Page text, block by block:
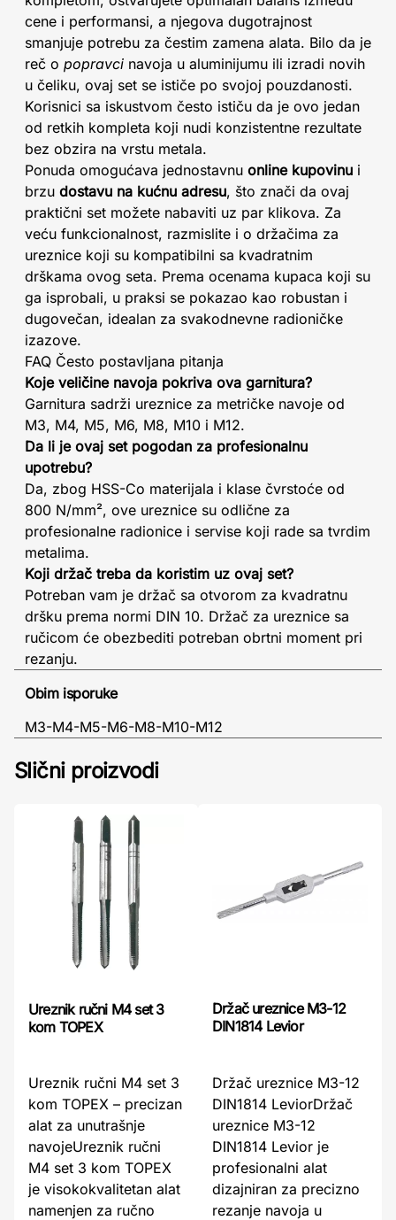
cene i performansi, a njegova dugotrajnost
smanjuje potrebu za čestim zamena alata. Bilo da je
reč o popravci navoja u aluminijumu ili izradi novih
u čeliku, ovaj set se ističe po svojoj pouzdanosti.
Korisnici sa iskustvom često ističu da je ovo jedan
od retkih kompleta koji nudi konzistentne rezultate
bez obzira na vrstu metala.
Ponuda omogućava jednostavnu online kupovinu i
brzu dostavu na kućnu adresu, što znači da ovaj
praktični set možete nabaviti uz par klikova. Za
veću funkcionalnost, razmislite i o držačima za
ureznice koji su kompatibilni sa kvadratnim
drškama ovog seta. Prema ocenama kupaca koji su
ga isprobali, u praksi se pokazao kao robustan i
dugovečan, idealan za svakodnevne radioničke
izazove.
FAQ Često postavljana pitanja
Koje veličine navoja pokriva ova garnitura?
Garnitura sadrži ureznice za metričke navoje od
M3, M4, M5, M6, M8, M10 i M12.
Da li je ovaj set pogodan za profesionalnu
upotrebu?
Da, zbog HSS-Co materijala i klase čvrstoće od
800 N/mm², ove ureznice su odlične za
profesionalne radionice i servise koji rade sa tvrdim
metalima.
Koji držač treba da koristim uz ovaj set?
Potreban vam je držač sa otvorom za kvadratnu
dršku prema normi DIN 10. Držač za ureznice sa
ručicom će obezbediti potreban obrtni moment pri
rezanju.
Obim isporuke
M3-M4-M5-M6-M8-M10-M12
Slični proizvodi
Ureznik ručni M4 set 3
kom TOPEX
Ureznik ručni M4 set 3
kom TOPEX – precizan
alat za unutrašnje
navojeUreznik ručni
M4 set 3 kom TOPEX
je visokokvalitetan alat
namenjen za ručno
Držač ureznice M3-12
DIN1814 Levior
Držač ureznice M3-12
DIN1814 LeviorDržač
ureznice M3-12
DIN1814 Levior je
profesionalni alat
dizajniran za precizno
rezanje navoja u